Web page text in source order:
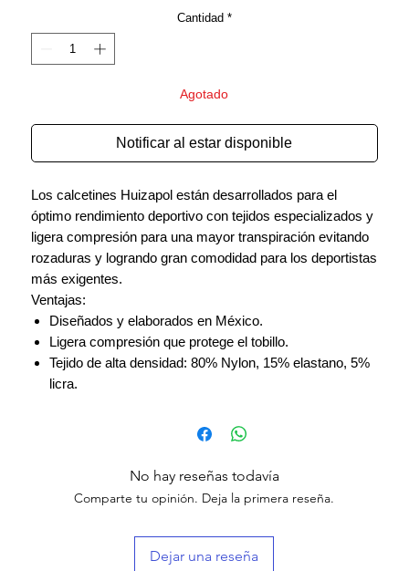
Cantidad *
Agotado
Notificar al estar disponible
Los calcetines Huizapol están desarrollados para el
óptimo rendimiento deportivo con tejidos especializados y
ligera compresión para una mayor transpiración evitando
rozaduras y logrando gran comodidad para los deportistas
más exigentes.
Ventajas:
Diseñados y elaborados en México.
Ligera compresión que protege el tobillo.
Tejido de alta densidad: 80% Nylon, 15% elastano, 5%
licra.
No hay reseñas todavía
Comparte tu opinión. Deja la primera reseña.
Dejar una reseña